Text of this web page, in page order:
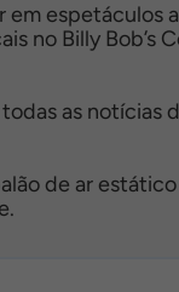
em espetáculos
no Billy Bob’s
as notícias
de ar